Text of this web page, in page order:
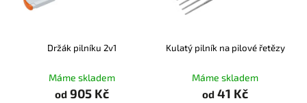
Držák pilníku 2v1
Máme skladem
od 905 Kč
Kulatý pilník na pilové řetězy
Máme skladem
od 41 Kč